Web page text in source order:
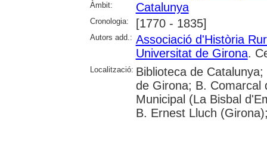
Àmbit:
Catalunya
Cronologia: [1770 - 1835]
Autors add.: Associació d'Història
Universitat de Girona.
Localització: Biblioteca de
de Girona; B. Comarcal
Municipal (La Bisbal
B. Ernest Lluch